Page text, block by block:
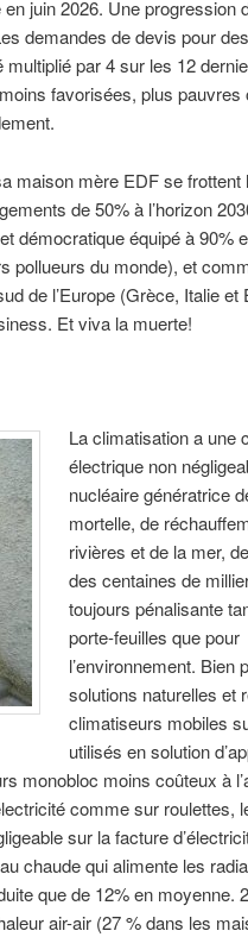
juin 2026. Une progression
demandes de devis pour
par 4 sur les 12
favorisées, plus pauvres
maison mère EDF se
de 50% à l’horizon
démocratique équipé à 90%
pollueurs du monde), et
de l’Europe (Grèce, Italie et
Et viva la muerte!
La climatisation a une
électrique non
nucléaire génératrice
mortelle, de
rivières et de la mer,
des centaines de
toujours pénalisante
porte-feuilles que pour
l’environnement. Bien
solutions naturelles et
climatiseurs mobiles
utilisés en solution
monobloc moins coûteux à
comme sur roulettes,
sur la facture
chaude qui alimente les
que de 12% en moyenne.
air-air (27 % dans les